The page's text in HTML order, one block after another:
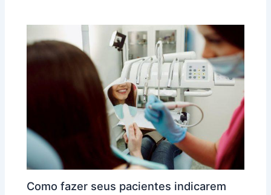
Como fazer seus pacientes indicarem